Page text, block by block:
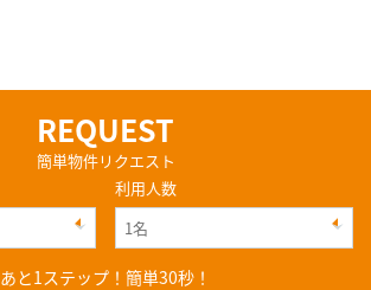
REQUEST
簡単物件リクエスト
利用人数
あと1ステップ！簡単30秒！